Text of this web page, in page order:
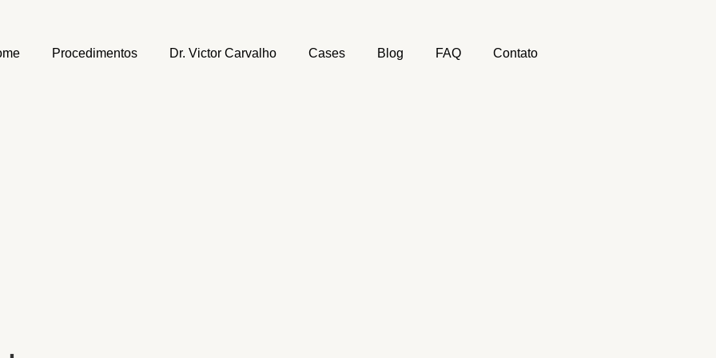
Procedimentos Dr. Victor Carvalho Cases Blog FAQ Contato